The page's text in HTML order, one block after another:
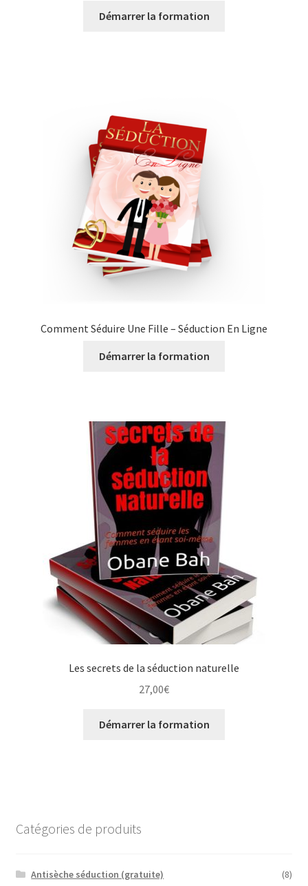
Démarrer la formation
Comment Séduire Une Fille – Séduction En Ligne
Démarrer la formation
Les secrets de la séduction naturelle
27,00€
Démarrer la formation
Catégories de produits
Antisèche séduction (gratuite)
(8)